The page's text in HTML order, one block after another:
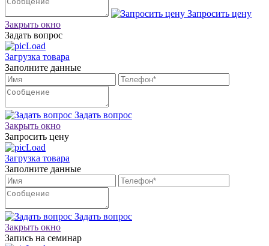
Запросить цену
Закрыть окно
Задать вопрос
Загрузка товара
Заполните данные
Задать вопрос
Закрыть окно
Запросить цену
Загрузка товара
Заполните данные
Задать вопрос
Закрыть окно
Запись на семинар